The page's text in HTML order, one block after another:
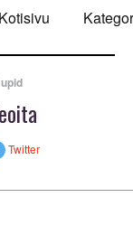
Kotisivu
Twitter